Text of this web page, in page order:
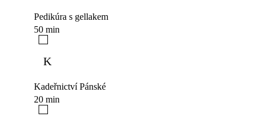
Pedikúra s gellakem
50 min
K
Kadeřnictví Pánské
20 min